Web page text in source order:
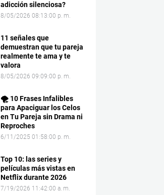
adicción silenciosa?
8/05/2026 08:13:00 p. m.
11 señales que
demuestran que tu pareja
realmente te ama y te
valora
8/05/2026 09:09:00 p. m.
🌪️ 10 Frases Infalibles
para Apaciguar los Celos
en Tu Pareja sin Drama ni
Reproches
6/11/2025 01:58:00 p. m.
Top 10: las series y
películas más vistas en
Netflix durante 2026
7/19/2026 11:42:00 a. m.